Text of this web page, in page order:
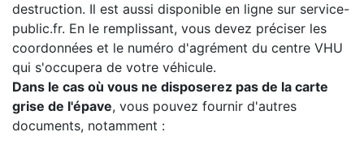
destruction. Il est aussi disponible en ligne sur service-
public.fr. En le remplissant, vous devez préciser les
coordonnées et le numéro d'agrément du centre VHU
qui s'occupera de votre véhicule.
Dans le cas où vous ne disposerez pas de la carte
grise de l'épave, vous pouvez fournir d'autres
documents, notamment :